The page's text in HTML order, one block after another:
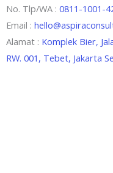
No. Tlp/WA : 0811-1001-
Email :
Alamat : Komplek Bier,
RW. 001, Tebet, Jakarta